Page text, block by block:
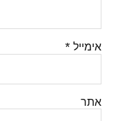
אימייל *
אתר